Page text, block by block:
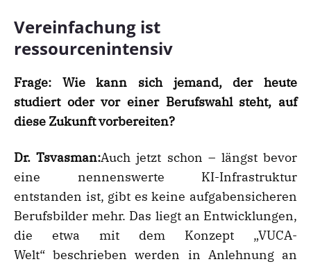
Vereinfachung ist
ressourcenintensiv
Frage: Wie kann sich jemand, der heute
studiert oder vor einer Berufswahl steht, auf
diese Zukunft vorbereiten?
Dr. Tsvasman:Auch jetzt schon – längst bevor
eine nennenswerte KI-Infrastruktur
entstanden ist, gibt es keine aufgabensicheren
Berufsbilder mehr. Das liegt an Entwicklungen,
die etwa mit dem Konzept „VUCA-
Welt“ beschrieben werden in Anlehnung an